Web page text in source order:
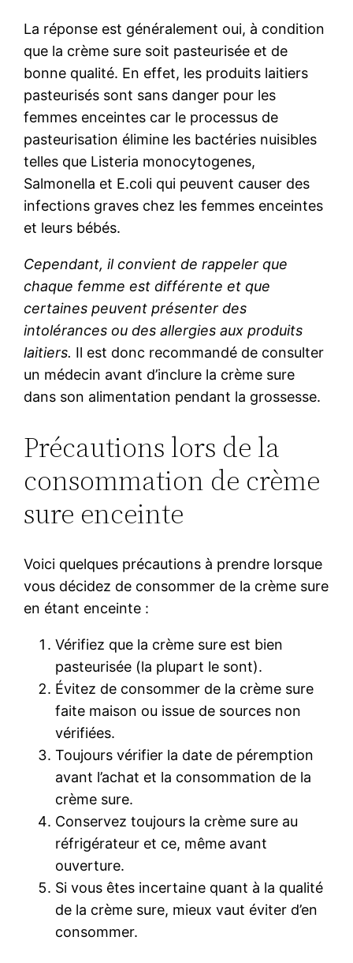
La réponse est généralement oui, à condition
que la crème sure soit pasteurisée et de
bonne qualité. En effet, les produits laitiers
pasteurisés sont sans danger pour les
femmes enceintes car le processus de
pasteurisation élimine les bactéries nuisibles
telles que Listeria monocytogenes,
Salmonella et E.coli qui peuvent causer des
infections graves chez les femmes enceintes
et leurs bébés.
Cependant, il convient de rappeler que
chaque femme est différente et que
certaines peuvent présenter des
intolérances ou des allergies aux produits
laitiers. Il est donc recommandé de consulter
un médecin avant d’inclure la crème sure
dans son alimentation pendant la grossesse.
Précautions lors de la
consommation de crème
sure enceinte
Voici quelques précautions à prendre lorsque
vous décidez de consommer de la crème sure
en étant enceinte :
Vérifiez que la crème sure est bien
pasteurisée (la plupart le sont).
Évitez de consommer de la crème sure
faite maison ou issue de sources non
vérifiées.
Toujours vérifier la date de péremption
avant l’achat et la consommation de la
crème sure.
Conservez toujours la crème sure au
réfrigérateur et ce, même avant
ouverture.
Si vous êtes incertaine quant à la qualité
de la crème sure, mieux vaut éviter d’en
consommer.